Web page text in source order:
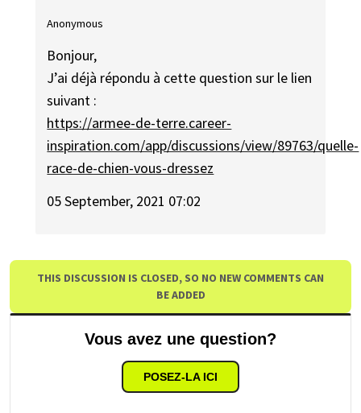
Anonymous
Bonjour,
J’ai déjà répondu à cette question sur le lien
suivant :
https://armee-de-terre.career-
inspiration.com/app/discussions/view/89763/quelle-
race-de-chien-vous-dressez
05 September, 2021 07:02
THIS DISCUSSION IS CLOSED, SO NO NEW COMMENTS CAN
BE ADDED
Vous avez une question?
POSEZ-LA ICI